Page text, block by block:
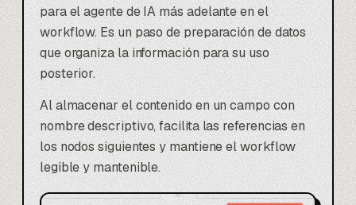
para el agente de IA más adelante en el
workflow. Es un paso de preparación de datos
que organiza la información para su uso
posterior.
Al almacenar el contenido en un campo con
nombre descriptivo, facilita las referencias en
los nodos siguientes y mantiene el workflow
legible y mantenible.